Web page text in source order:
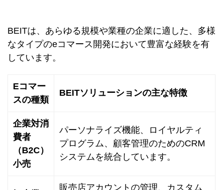
BEITは、あらゆる規模や業種の企業に適した、多様
なタイプのeコマース開発において豊富な経験を有
しています。
Eコマー
スの種類
BEITソリューションの主な特徴
企業対消
費者
（B2C）
小売
パーソナライズ機能、ロイヤルティ
プログラム、顧客管理のためのCRM
システムを統合しています。
販売店アカウントの管理、カスタム